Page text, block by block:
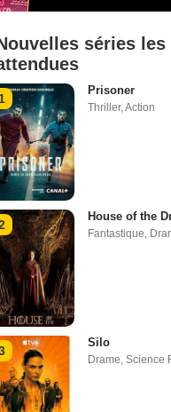
séries les
1
Prisoner
Thriller,Action
House of the
Fantastique,
Silo
Drame, Science